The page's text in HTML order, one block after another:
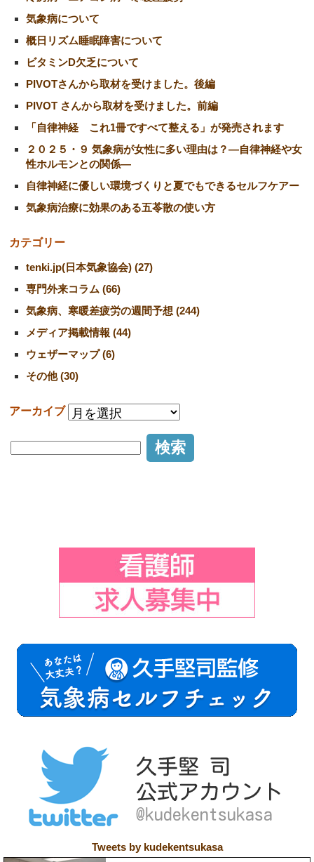
気象病について
概日リズム睡眠障害について
ビタミンD欠乏について
PIVOTさんから取材を受けました。後編
PIVOT さんから取材を受けました。前編
「自律神経 これ1冊ですべて整える」が発売されます
２０２５・９ 気象病が女性に多い理由は？―自律神経や女
性ホルモンとの関係―
自律神経に優しい環境づくりと夏でもできるセルフケアー
気象病治療に効果のある五苓散の使い方
カテゴリー
tenki.jp(日本気象協会) (27)
専門外来コラム (66)
気象病、寒暖差疲労の週間予想 (244)
メディア掲載情報 (44)
ウェザーマップ (6)
その他 (30)
アーカイブ
Tweets by kudekentsukasa